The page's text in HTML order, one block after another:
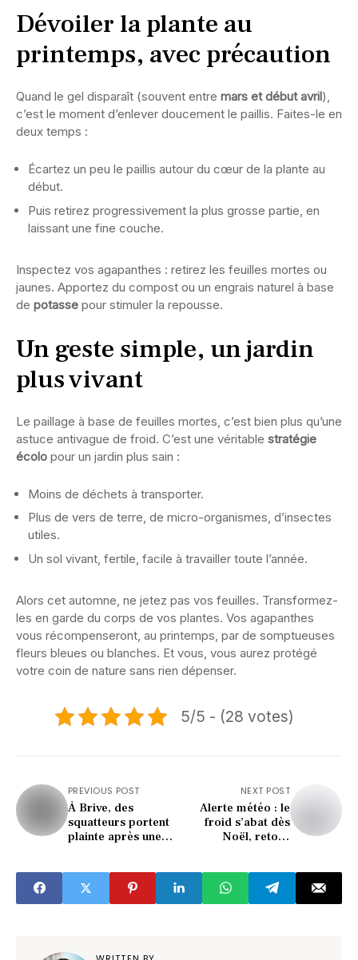
Dévoiler la plante au
printemps, avec précaution
Quand le gel disparaît (souvent entre mars et début avril),
c’est le moment d’enlever doucement le paillis. Faites-le en
deux temps :
Écartez un peu le paillis autour du cœur de la plante au
début.
Puis retirez progressivement la plus grosse partie, en
laissant une fine couche.
Inspectez vos agapanthes : retirez les feuilles mortes ou
jaunes. Apportez du compost ou un engrais naturel à base
de potasse pour stimuler la repousse.
Un geste simple, un jardin
plus vivant
Le paillage à base de feuilles mortes, c’est bien plus qu’une
astuce antivague de froid. C’est une véritable stratégie
écolo pour un jardin plus sain :
Moins de déchets à transporter.
Plus de vers de terre, de micro-organismes, d’insectes
utiles.
Un sol vivant, fertile, facile à travailler toute l’année.
Alors cet automne, ne jetez pas vos feuilles. Transformez-
les en garde du corps de vos plantes. Vos agapanthes
vous récompenseront, au printemps, par de somptueuses
fleurs bleues ou blanches. Et vous, vous aurez protégé
votre coin de nature sans rien dépenser.
5/5 - (28 votes)
PREVIOUS POST
À Brive, des
squatteurs portent
plainte après une
NEXT POST
Alerte météo : le
froid s’abat dès
Noël, retour